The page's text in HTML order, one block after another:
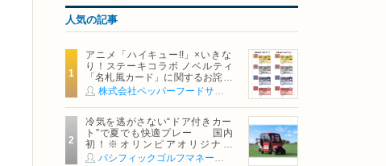
人気の記事
アニメ「ハイキュー!!」×いきな
り！ステーキコラボ ノベルティ
「名札風カード」に関するお詫び
および交換対応についてのご案内
冷気を逃がさない“ドア付きカー
ト”で夏でも快適プレー 国内
初！※オリンピアオリジナル
「AirCon Cart（エアコンカー